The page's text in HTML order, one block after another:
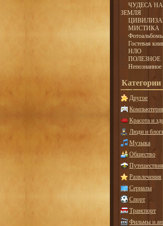
ЧУДЕСА
ЗЕМЛЯ
МИСТИКА
Гостевая
НЛО
ПОЛЕЗНОЕ
Непознанное
Категории
Другое
Красота и
Люди и
Музыка
Общество
Развлечения
Сериалы
Спорт
Транспорт
Фильмы и